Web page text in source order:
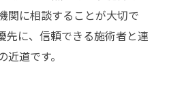
関に相談することが大切で
先に、信頼できる施術者と連
道です。